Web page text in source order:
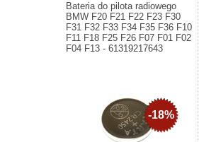
Bateria do pilota radiowego
BMW F20 F21 F22 F23 F30
F31 F32 F33 F34 F35 F36 F10
F11 F18 F25 F26 F07 F01 F02
F04 F13 - 61319217643
-18%